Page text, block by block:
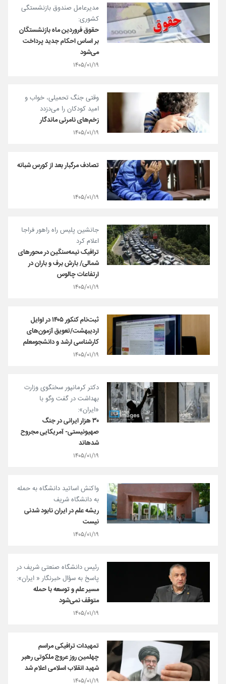
مدیرعامل صندوق بازنشستگی
کشوری:
حقوق فروردین ماه بازنشستگان
بر اساس احکام جدید پرداخت
می‌شود
۱۴۰۵/۰۱/۱۹
وقتی جنگ تحمیلی، خواب و
امید کودکان را می‌دزدد
زخم‌های نامرئی ماندگار
۱۴۰۵/۰۱/۱۹
تصادف مرگبار بعد از کورس شبانه
۱۴۰۵/۰۱/۱۹
جانشین پلیس راه راهور فراجا
اعلام کرد
ترافیک نیمه‌سنگین در محورهای
شمالی/ بارش برف و باران در
ارتفاعات چالوس
۱۴۰۵/۰۱/۱۹
ثبت‌نام کنکور ۱۴۰۵ در اوایل
اردیبهشت/تعویق آزمون‌های
کارشناسی ارشد و دانشجومعلم
۱۴۰۵/۰۱/۱۹
دکتر کرمانپور سخنگوی وزارت
بهداشت در گفت وگو با
«ایران»:
۳۰ هزار ایرانی در جنگ
صهیونیستی- آمریکایی مجروح
شده‎اند
۱۴۰۵/۰۱/۱۹
واکنش اساتید دانشگاه به حمله
به دانشگاه شریف
ریشه علم در ایران نابود شدنی
نیست
۱۴۰۵/۰۱/۱۹
رئیس دانشگاه صنعتی شریف در
پاسخ به سؤال خبرنگار « ایران»:
مسیر علم و توسعه با حمله
متوقف نمی‌شود
۱۴۰۵/۰۱/۱۹
تمهیدات ترافیکی مراسم
چهلمین روز عروج ملکوتی رهبر
شهید انقلاب اسلامی اعلام شد
۱۴۰۵/۰۱/۱۹